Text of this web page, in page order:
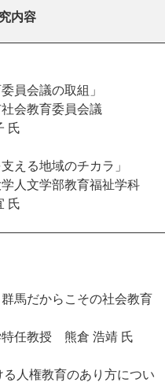
内容
員会議の取組」
会教育委員会議
氏
える地域のチカラ」
人文学部教育福祉学科
氏
群馬だからこその社会教育
特任教授 熊倉 浩靖 氏
人権教育のあり方につい